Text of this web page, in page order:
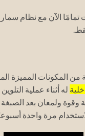
تمامًا الآن مع نظام
المكونات المميزة
له أثناء عملية
وقوة ولمعان بعد الصبغة
مرة واحدة